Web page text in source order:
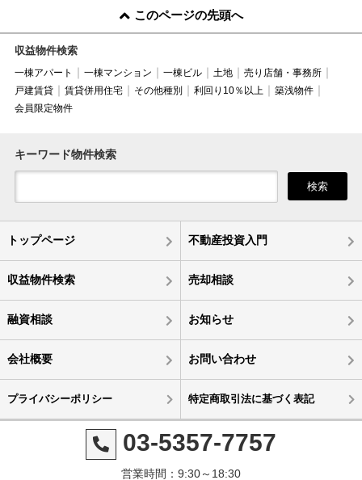
このページの先頭へ
収益物件検索
一棟アパート 一棟マンション 一棟ビル 土地
売り店舗・事務所
戸建賃貸
賃貸併用住宅 その他種別 利回り10％以上
築浅物件
会員限定物件
キーワード物件検索
検索
トップページ 不動産投資入門
収益物件検索 売却相談
融資相談 お知らせ
会社概要 お問い合わせ
プライバシーポリシー 特定商取引法に基づく表記
03-5357-7757
営業時間：9:30～18:30